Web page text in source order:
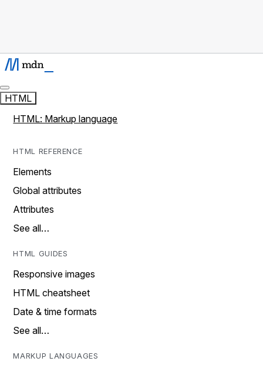
HTML
HTML: Markup language
HTML REFERENCE
Elements
Global attributes
Attributes
See all…
HTML GUIDES
Responsive images
HTML cheatsheet
Date & time formats
See all…
MARKUP LANGUAGES